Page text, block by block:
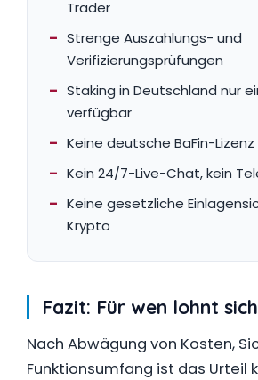
Trader
Strenge Auszahlungs- und
Verifizierungsprüfungen
Staking in Deutschland nur
verfügbar
Keine deutsche BaFin-
Kein 24/7-Live-Chat, kein
Keine gesetzliche
Krypto
Fazit: Für wen lohnt
Nach Abwägung von Kosten,
Funktionsumfang ist das Urteil